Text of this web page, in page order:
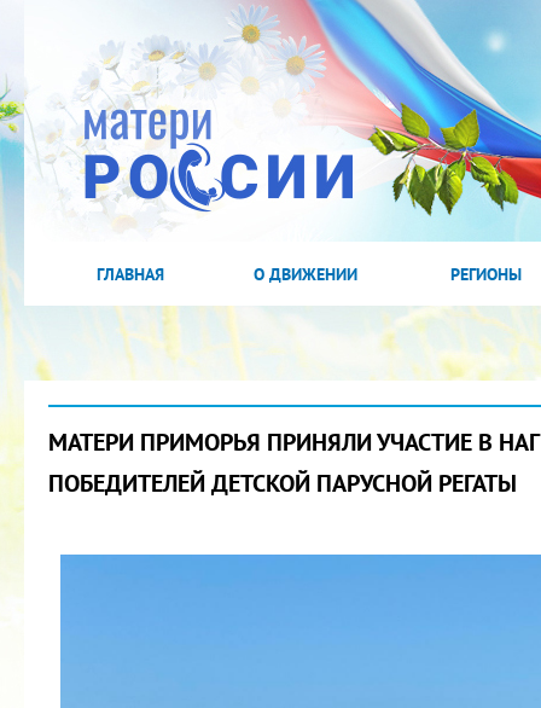
ГЛАВНАЯ О ДВИЖЕНИИ РЕГИОНЫ
МАТЕРИ ПРИМОРЬЯ ПРИНЯЛИ УЧАСТИЕ В
ПОБЕДИТЕЛЕЙ ДЕТСКОЙ ПАРУСНОЙ РЕГАТЫ